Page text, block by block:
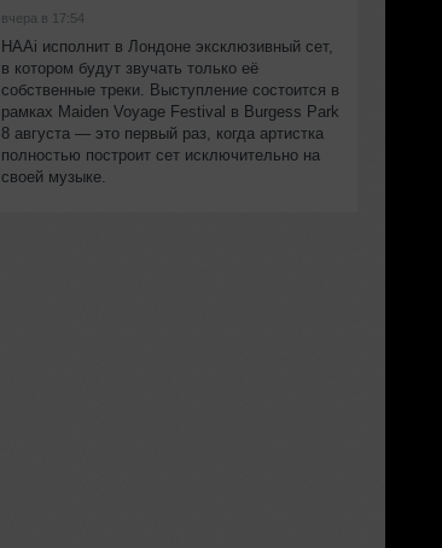
вчера в 17:54
HAAi исполнит в Лондоне эксклюзивный сет,
в котором будут звучать только её
собственные треки. Выступление состоится в
рамках Maiden Voyage Festival в Burgess Park
8 августа — это первый раз, когда артистка
полностью построит сет исключительно на
своей музыке.